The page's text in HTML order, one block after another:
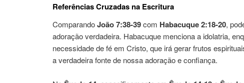
Referências Cruzadas na Escritura
ComparandoJoão 7:38-39com Habacuque 2:18-20,
adoração verdadeira. Habacuque menciona a idolatria,
necessidade de fé em Cristo, que irá gerar frutos
a verdadeira fonte de nossa adoração e confiança.